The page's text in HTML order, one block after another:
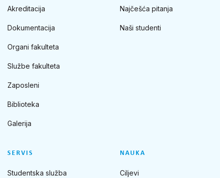
Akreditacija
Dokumentacija
Organi fakulteta
Službe fakulteta
Zaposleni
Biblioteka
Galerija
Najčešća pitanja
Naši studenti
SERVIS
Studentska služba
NAUKA
Ciljevi